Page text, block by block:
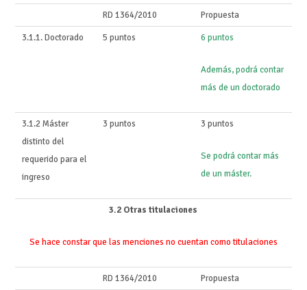
RD 1364/2010 Propuesta
3.1.1. Doctorado 5 puntos 6 puntos
Además, podrá contar
más de un doctorado
3.1.2 Máster
distinto del
requerido para el
ingreso
3 puntos 3 puntos
Se podrá contar más
de un máster.
3.2 Otras titulaciones
Se hace constar que las menciones no cuentan como titulaciones
RD 1364/2010 Propuesta